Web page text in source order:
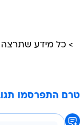
> כל מידע שתרצה
טרם התפרסמו